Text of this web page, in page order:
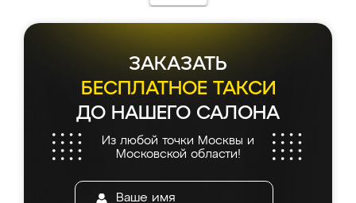
ЗАКАЗАТЬ
БЕСПЛАТНОЕ ТАКСИ
ДО НАШЕГО САЛОНА
Из любой точки Москвы и
Московской области!